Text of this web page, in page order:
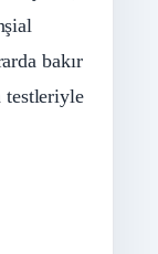
bakır
testleriyle